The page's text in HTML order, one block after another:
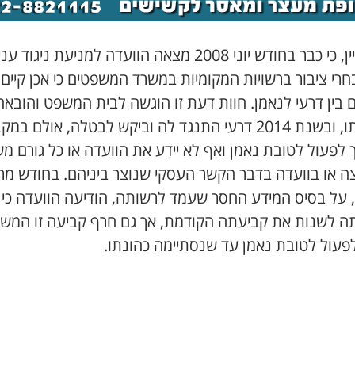
יש לציין, כי כבר בחודש יוני 2008 מצאה הוועדה למניעת
ציבור ברשויות המקומיות במשרד המשפטים כי אכן קיים
בין דרעי לנאמן. חוות דעת זו הוגשה לבית המשפט
לידיעתו, ובשנת 2014 דרעי התנגד לה וביקש לבטלה, אולם
לפעול לטובת נאמן ואף לא יידע את הוועדה או כל גורם
או בוועדה בדבר הקשר העסקי שנוצר ביניהם. בחודש
2016, על בסיס המידע החסר שעמד לרשותה, הודיעה הוועדה כי
לשנות את קביעתה הקודמת, אך גם חרף קביעה זו
לטובת נאמן עד שנסתיימה כהונתו.